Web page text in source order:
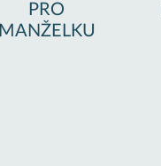
PRO
MANŽELKU